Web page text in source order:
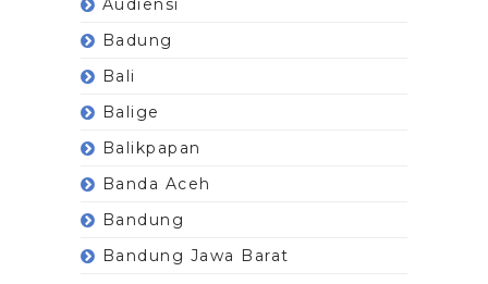
Badung
Bali
Balige
Balikpapan
Banda Aceh
Bandung
Bandung Jawa Barat